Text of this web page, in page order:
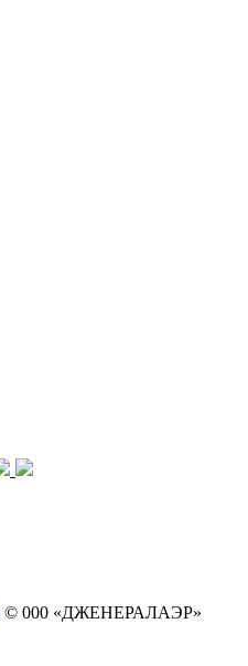
© 000 «ДЖЕНЕРАЛАЭР»